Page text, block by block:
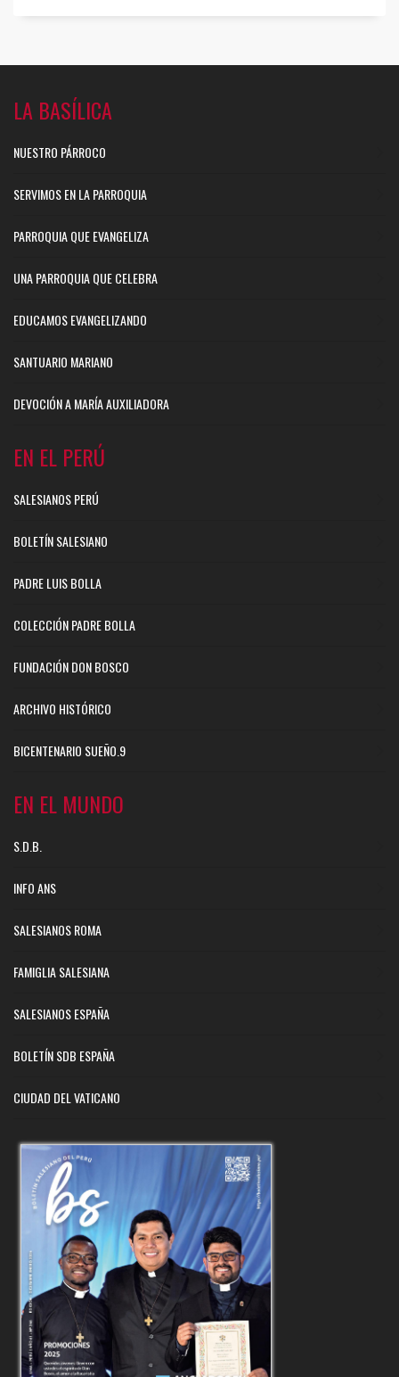
LA BASÍLICA
NUESTRO PÁRROCO
SERVIMOS EN LA PARROQUIA
PARROQUIA QUE EVANGELIZA
UNA PARROQUIA QUE CELEBRA
EDUCAMOS EVANGELIZANDO
SANTUARIO MARIANO
DEVOCIÓN A MARÍA AUXILIADORA
EN EL PERÚ
SALESIANOS PERÚ
BOLETÍN SALESIANO
PADRE LUIS BOLLA
COLECCIÓN PADRE BOLLA
FUNDACIÓN DON BOSCO
ARCHIVO HISTÓRICO
BICENTENARIO SUEÑO.9
EN EL MUNDO
S.D.B.
INFO ANS
SALESIANOS ROMA
FAMIGLIA SALESIANA
SALESIANOS ESPAÑA
BOLETÍN SDB ESPAÑA
CIUDAD DEL VATICANO